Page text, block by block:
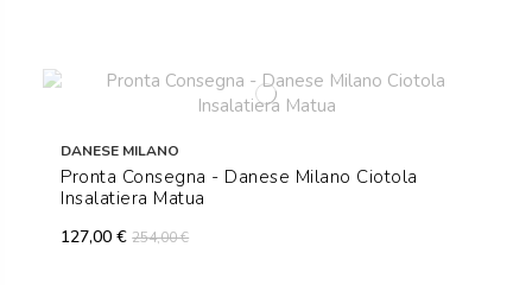
DANESE MILANO
Pronta Consegna - Danese Milano Ciotola
Insalatiera Matua
127,00 €254,00 €